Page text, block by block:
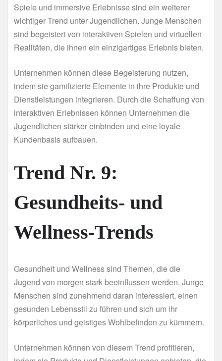
Spiele und immersive Erlebnisse sind ein weiterer
wichtiger Trend unter Jugendlichen. Junge Menschen
sind begeistert von interaktiven Spielen und virtuellen
Realitäten, die ihnen ein einzigartiges Erlebnis bieten.
Unternehmen können diese Begeisterung nutzen,
indem sie gamifizierte Elemente in ihre Produkte und
Dienstleistungen integrieren. Durch die Schaffung von
interaktiven Erlebnissen können Unternehmen die
Jugendlichen stärker einbinden und eine loyale
Kundenbasis aufbauen.
Trend Nr. 9:
Gesundheits- und
Wellness-Trends
Gesundheit und Wellness sind Themen, die die
Jugend von morgen stark beeinflussen werden. Junge
Menschen sind zunehmend daran interessiert, einen
gesunden Lebensstil zu führen und sich um ihr
körperliches und geistiges Wohlbefinden zu kümmern.
Unternehmen können von diesem Trend profitieren,